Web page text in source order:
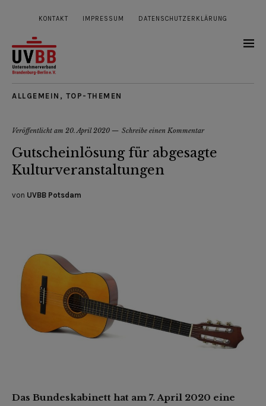
KONTAKT IMPRESSUM DATENSCHUTZERKLÄRUNG
ALLGEMEIN , TOP-THEMEN
Veröffentlicht am 20. April 2020 Schreibe einen Kommentar
Gutscheinlösung für abgesagte
Kulturveranstaltungen
von UVBB Potsdam
Das Bundeskabinett hat am 7. April 2020 eine